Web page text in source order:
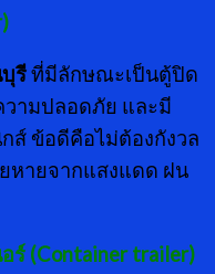
รีที่มีลักษณะเป็นตู้ปิด
ามปลอดภัย และมี
ส์ ข้อดีคือไม่ต้องกังวล
หายจากแสงแดด ฝน
ร์ (Container trailer)